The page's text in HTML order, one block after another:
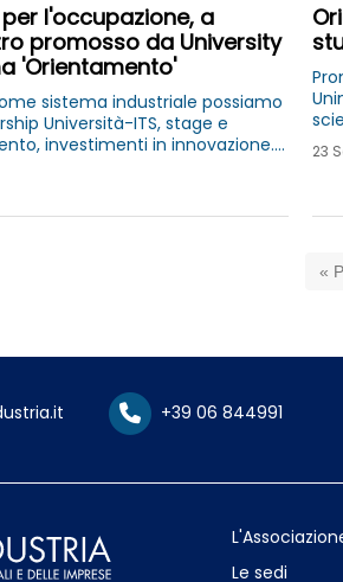
l'occupazione, a
promosso da University
'Orientamento'
sistema industriale possiamo
Università-ITS, stage e
investimenti in innovazione.
talento umano, ma lo potenzierà
con responsabilità`
23
«
+39 06 844991
Le sedi